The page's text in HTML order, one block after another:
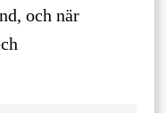
och när